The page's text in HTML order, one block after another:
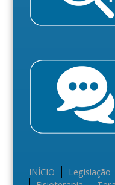
INÍCIO Legislação